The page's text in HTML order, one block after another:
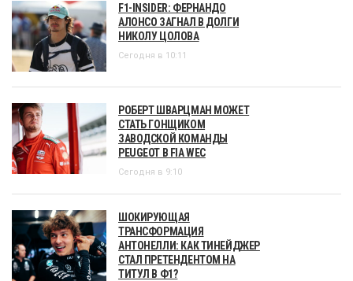
F1-INSIDER: ФЕРНАНДО
АЛОНСО ЗАГНАЛ В ДОЛГИ
НИКОЛУ ЦОЛОВА
Сегодня в 10:11
РОБЕРТ ШВАРЦМАН МОЖЕТ
СТАТЬ ГОНЩИКОМ
ЗАВОДСКОЙ КОМАНДЫ
PEUGEOT В FIA WEC
Сегодня в 9:10
ШОКИРУЮЩАЯ
ТРАНСФОРМАЦИЯ
АНТОНЕЛЛИ: КАК ТИНЕЙДЖЕР
СТАЛ ПРЕТЕНДЕНТОМ НА
ТИТУЛ В Ф1?